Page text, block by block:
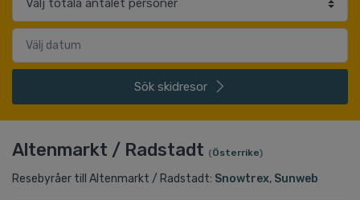
Sök skidresor
Altenmarkt / Radstadt (Österrike)
Resebyråer till Altenmarkt / Radstadt: Snowtrex, Sunweb